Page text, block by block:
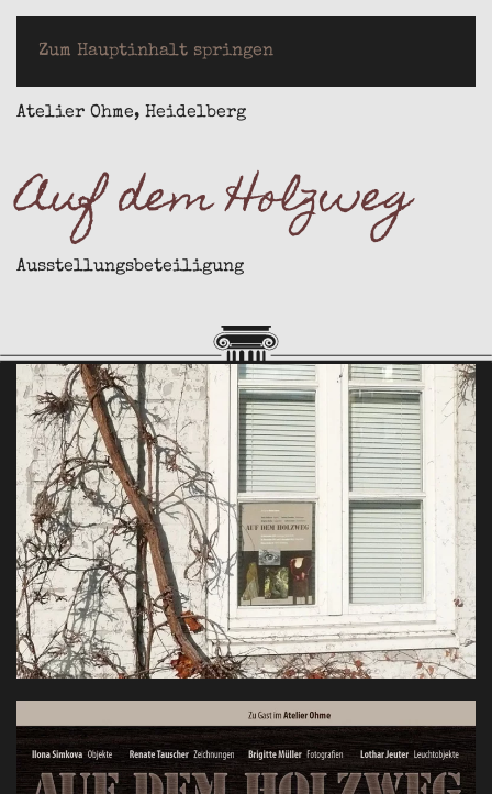
Zum Hauptinhalt springen
Atelier Ohme, Heidelberg
Auf dem Holzweg
Ausstellungsbeteiligung